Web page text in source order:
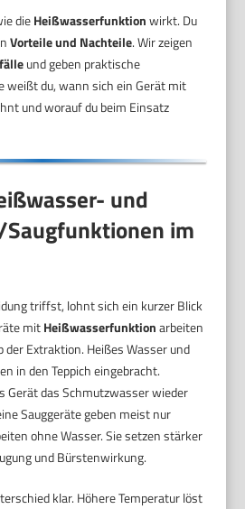
dieHeißwasserfunktionwirkt. Du
Vorteile und Nachteile. Wir zeigen
und geben praktische
weißt du, wann sich ein Gerät mit
und worauf du beim Einsatz
und
im
triffst, lohnt sich ein kurzer Blick
mitHeißwasserfunktionarbeiten
der Extraktion. Heißes Wasser und
in den Teppich eingebracht.
Gerät das Schmutzwasser wieder
Sauggeräte geben meist nur
ohne Wasser. Sie setzen stärker
und Bürstenwirkung.
klar. Höhere Temperatur löst